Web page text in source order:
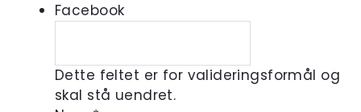
Facebook
Dette feltet er for valideringsformål og
skal stå uendret.